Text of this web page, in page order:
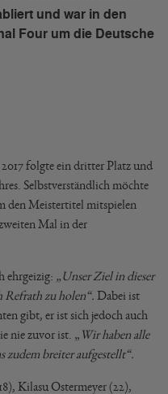
und war in den
Four um die Deutsche
folgte ein dritter Platz und
Selbstverständlich möchte
den Meistertitel mitspielen
Mal in der
ehrgeizig: „Unser Ziel in dieser
Refrath zu holen“. Dabei ist
gibt, er ist sich jedoch auch
nie zuvor ist. „ Wir haben alle
zudem breiter aufgestellt“.
Kilasu Ostermeyer (22),